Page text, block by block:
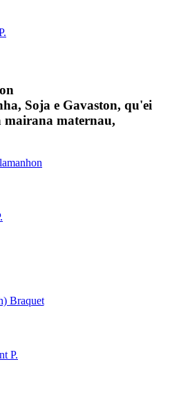
Soja e Gavaston, qu'ei
mairana maternau,
Braquet
P.